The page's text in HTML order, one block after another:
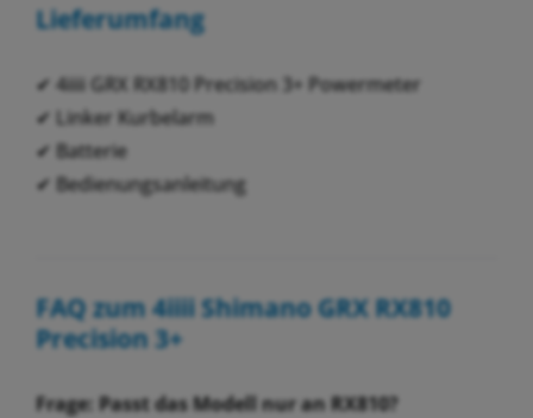
Lieferumfang
✔ 4iiii GRX RX810 Precision 3+ Powermeter
✔ Linker Kurbelarm
✔ Batterie
✔ Bedienungsanleitung
FAQ zum 4iiii Shimano GRX RX810
Precision 3+
Frage: Passt das Modell nur an RX810?